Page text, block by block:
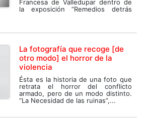
Francesa de Valledupar dentro de
la exposición “Remedios detrás
La fotografía que recoge [de
otro modo] el horror de la
violencia
Ésta es la historia de una foto que
retrata el horror del conflicto
armado, pero de un modo distinto.
“La Necesidad de las ruinas”,...